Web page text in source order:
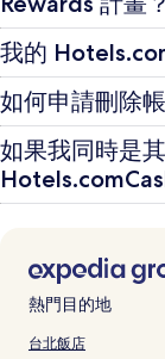
我的
如何申請刪除
如果我同時是
熱門目的地
台北飯店